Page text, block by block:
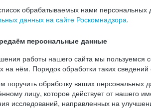
обрабатываемых нами персональных
данных на сайте Роскомнадзора.
персональные данные
работы нашего сайта мы пользуемся
на нём. Порядок обработки таких сведений
поручить обработку ваших персональных
лицу, которое действует от нашего
исследований, направленных на